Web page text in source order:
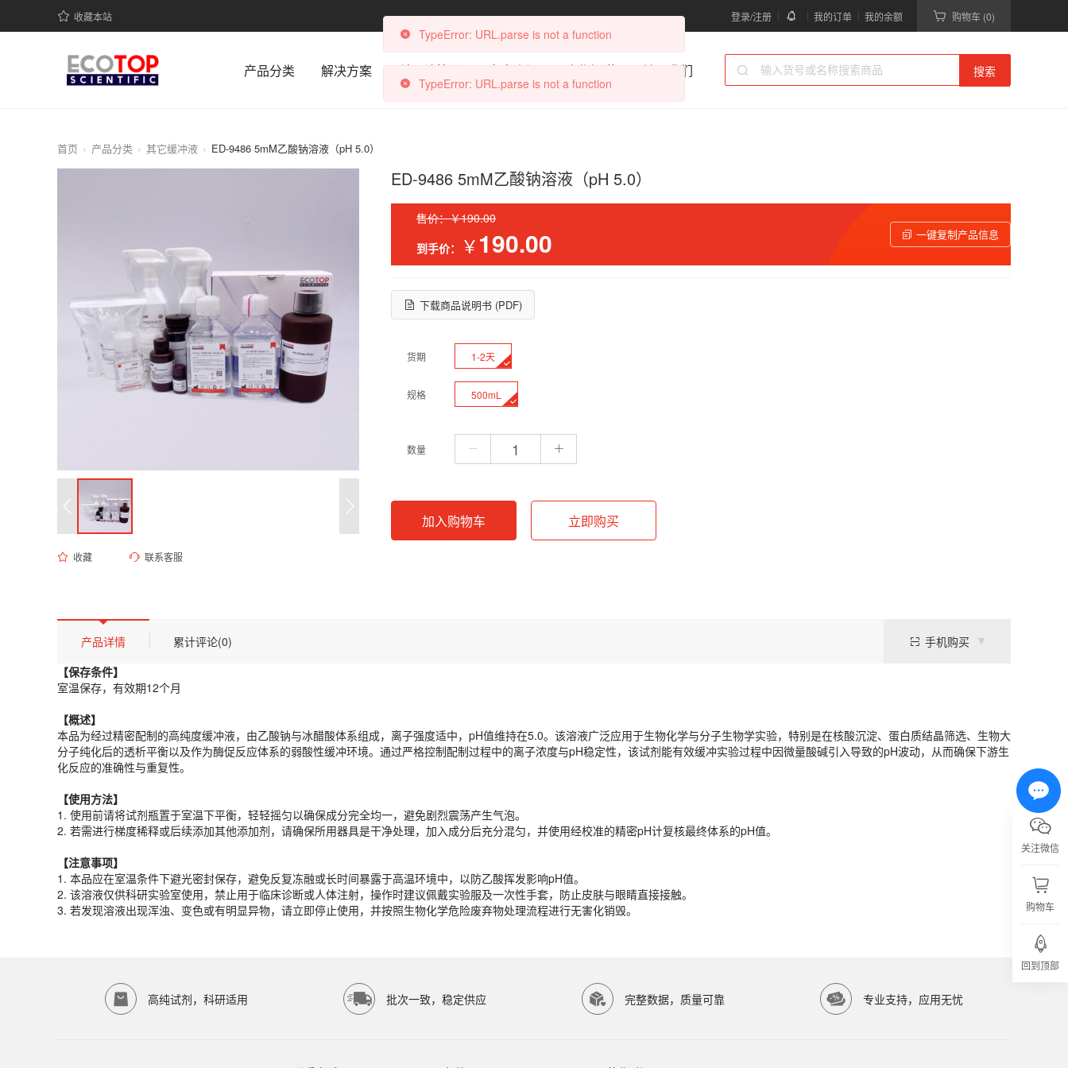
收藏本站 登录/注册 我的订单 我的余额 购物车 (0)
产品分类 解决方案 科研计算器 文章资讯 合作渠道 关于我们 搜索
首页 产品分类 其它缓冲液 ED-9486 5mM乙酸钠溶液（pH 5.0）
收藏 联系客服
ED-9486 5mM乙酸钠溶液（pH 5.0）
售价：￥190.00
到手价：
￥190.00 一键复制产品信息
下载商品说明书 (PDF)
货期 1-2天
规格 500mL
数量
加入购物车 立即购买
产品描述
【保存条件】
室温保存，有效期12个月
【概述】
【使用方法】
1. 使用前请将试剂瓶置于室温下平衡，轻轻摇匀以确保成分完全均一，避免剧烈震荡产生气泡。
2. 若需进行梯度稀释或后续添加其他添加剂，请确保所用器具是干净处理，加入成分后充分混匀，并使用经校准的精密pH计复核最终体系的pH值。
【注意事项】
1. 本品应在室温条件下避光密封保存，避免反复冻融或长时间暴露于高温环境中，以防乙酸挥发影响pH值。
2. 该溶液仅供科研实验室使用，禁止用于临床诊断或人体注射，操作时建议佩戴实验服及一次性手套，防止皮肤与眼睛直接接触。
产品规格
货期
1-2天
规格
500mL
应用领域
本产品适用于ED-9486、其它缓冲液、生物科研试剂、ECOTOP SCIENTIFIC等研究领域。ECOTOP SCIENTIFIC（广州亿涛生物科技有限公司）提供高品质生物科研试剂，服务科研院所与生物医药企业。
ECOTOP SCIENTIFIC
请参照产品说明书中的保存条件。一般生物科研试剂建议在2-8℃或-20℃条件下保存，避免反复冻融。具体保存条件请以产品标签为准。
产品详情 累计评论(0)
手机购买
【保存条件】
室温保存，有效期12个月
【概述】
本品为经过精密配制的高纯度缓冲液，由乙酸钠与冰醋酸体系组成，离子强度适中，pH值维持在5.0。该溶液广泛应用于生物化学与分子生物学实验，特别是在核酸沉淀、蛋白质结晶筛选、生物大
分子纯化后的透析平衡以及作为酶促反应体系的弱酸性缓冲环境。通过严格控制配制过程中的离子浓度与pH稳定性，该试剂能有效缓冲实验过程中因微量酸碱引入导致的pH波动，从而确保下游生
化反应的准确性与重复性。
【使用方法】
1. 使用前请将试剂瓶置于室温下平衡，轻轻摇匀以确保成分完全均一，避免剧烈震荡产生气泡。
2. 若需进行梯度稀释或后续添加其他添加剂，请确保所用器具是干净处理，加入成分后充分混匀，并使用经校准的精密pH计复核最终体系的pH值。
【注意事项】
1. 本品应在室温条件下避光密封保存，避免反复冻融或长时间暴露于高温环境中，以防乙酸挥发影响pH值。
2. 该溶液仅供科研实验室使用，禁止用于临床诊断或人体注射，操作时建议佩戴实验服及一次性手套，防止皮肤与眼睛直接接触。
3. 若发现溶液出现浑浊、变色或有明显异物，请立即停止使用，并按照生物化学危险废弃物处理流程进行无害化销毁。
高纯试剂，科研适用 批次一致，稳定供应 完整数据，质量可靠 专业支持，应用无忧
关注微信
购物车
回到顶部
TypeError: URL.parse is not a function
TypeError: URL.parse is not a function